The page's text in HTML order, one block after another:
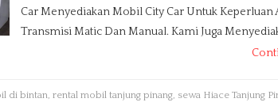
Car Menyediakan Mobil City Car Untuk Keperluan
Transmisi Matic Dan Manual. Kami Juga
di bintan, rental mobil tanjung pinang, sewa Hiace Tanjung